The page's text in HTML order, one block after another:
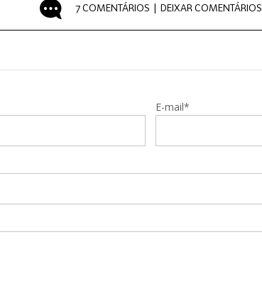
7 COMENTÁRIOS | DEIXAR COMENTÁRIOS
E-mail*